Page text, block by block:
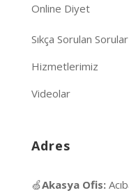
Online Diyet
Sıkça Sorulan Sorular
Hizmetlerimiz
Videolar
Adres
🍏Akasya Ofis: